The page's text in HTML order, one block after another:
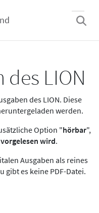
des LION
des LION. Diese
werden.
Option "hörbar",
vorgelesen wird.
Ausgaben als reines
gibt es keine PDF-Datei.